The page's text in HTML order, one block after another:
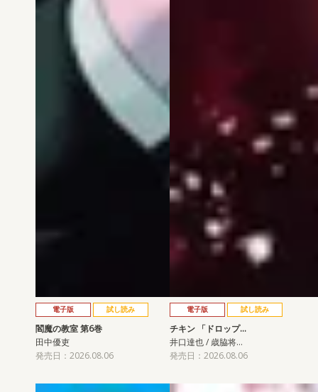
電子版 試し読み
閻魔の教室 第6巻
田中優吏
発売日：2026.08.06
電子版 試し読み
チキン 「ドロップ…
井口達也 / 歳脇将…
発売日：2026.08.06